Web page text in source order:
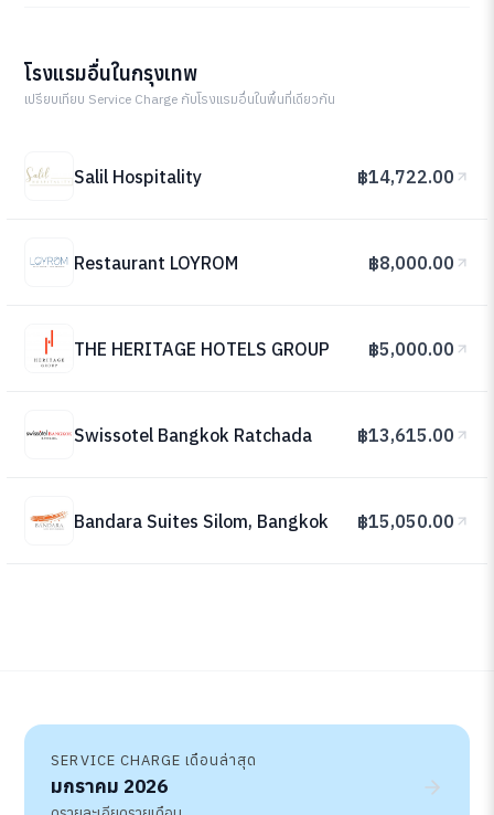
โรงแรมอื่นในกรุงเทพ
เปรียบเทียบ Service Charge กับโรงแรมอื่นในพื้นที่เดียวกัน
Salil Hospitality ฿14,722.00
Restaurant LOYROM ฿8,000.00
THE HERITAGE HOTELS GROUP ฿5,000.00
Swissotel Bangkok Ratchada ฿13,615.00
Bandara Suites Silom, Bangkok ฿15,050.00
SERVICE CHARGE เดือนล่าสุด
มกราคม 2026